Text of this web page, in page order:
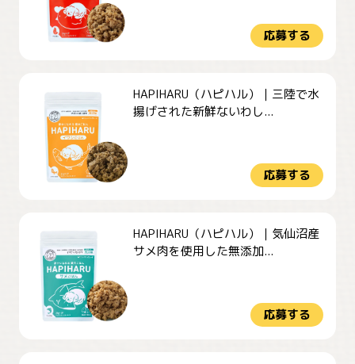
応募する
HAPIHARU（ハピハル）｜三陸で水
揚げされた新鮮ないわし...
応募する
HAPIHARU（ハピハル）｜気仙沼産
サメ肉を使用した無添加...
応募する